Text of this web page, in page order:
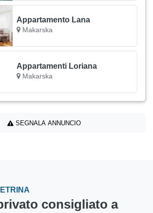
Appartamento Lana
Makarska
Appartamenti Loriana
Makarska
SEGNALA ANNUNCIO
consigliato a